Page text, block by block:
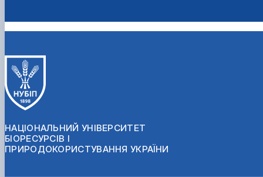
НАЦІОНАЛЬНИЙ УНІВЕРСИТЕТ
БІОРЕСУРСІВ І
ПРИРОДОКОРИСТУВАННЯ УКРАЇНИ